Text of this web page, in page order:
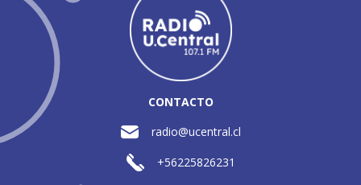
CONTACTO
radio@ucentral.cl
+56225826231